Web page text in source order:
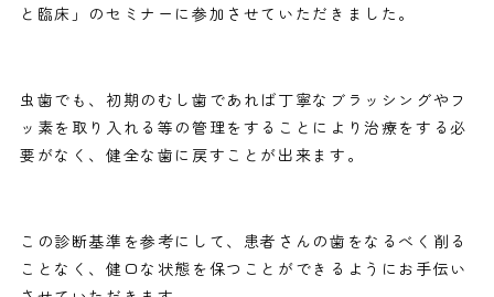
と臨床」のセミナーに参加させていただきました。
虫歯でも、初期のむし歯であれば丁寧なブラッシングやフ
ッ素を取り入れる等の管理をすることにより治療をする必
要がなく、健全な歯に戻すことが出来ます。
この診断基準を参考にして、患者さんの歯をなるべく削る
ことなく、健口な状態を保つことができるようにお手伝い